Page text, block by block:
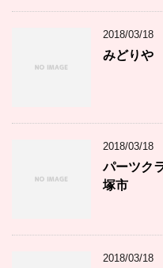
2018/03/18
みどりや
2018/03/18
パーツク
塚市
2018/03/18